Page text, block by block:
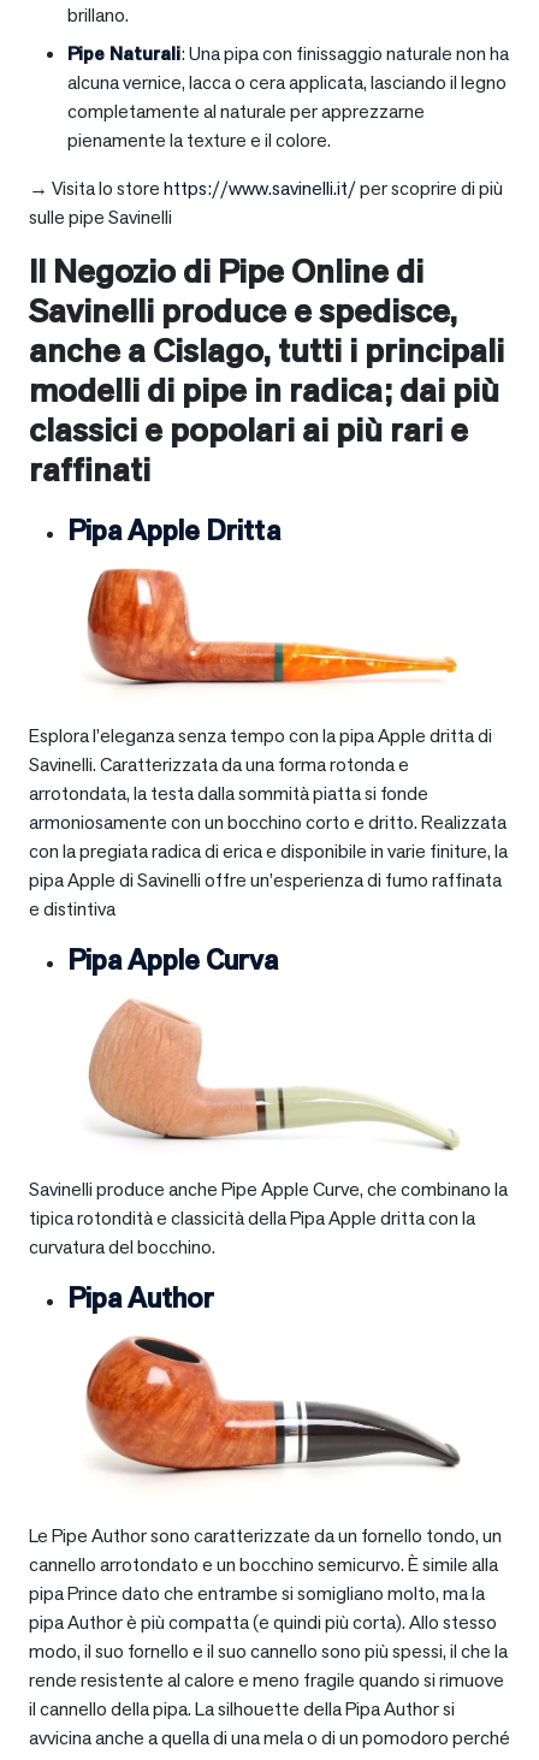
brillano.
Pipe Naturali: Una pipa con finissaggio naturale non ha
alcuna vernice, lacca o cera applicata, lasciando il legno
completamente al naturale per apprezzarne
pienamente la texture e il colore.
→ Visita lo storehttps://www.savinelli.it/per scoprire di più
sulle pipe Savinelli
Il Negozio di Pipe Online di
Savinelli produce e spedisce,
anche aCislago, tutti i principali
modelli di pipe in radica; dai più
classici e popolari ai più rari e
raffinati
Pipa Apple Dritta
Esplora l’eleganza senza tempo con la pipa Apple dritta di
Savinelli. Caratterizzata da una forma rotonda e
arrotondata, la testa dalla sommità piatta si fonde
armoniosamente con un bocchino corto e dritto. Realizzata
con la pregiata radica di erica e disponibile in varie finiture, la
pipa Apple di Savinelli offre un’esperienza di fumo raffinata
e distintiva
Pipa Apple Curva
Savinelli produce anche Pipe Apple Curve, che combinano la
tipica rotondità e classicità della Pipa Apple dritta con la
curvatura del bocchino.
Pipa Author
Le Pipe Author sono caratterizzate da un fornello tondo, un
cannello arrotondato e un bocchino semicurvo. È simile alla
pipa Prince dato che entrambe si somigliano molto, ma la
pipa Author è più compatta (e quindi più corta). Allo stesso
modo, il suo fornello e il suo cannello sono più spessi, il che la
rende resistente al calore e meno fragile quando si rimuove
il cannello della pipa. La silhouette della Pipa Author si
avvicina anche a quella di una mela o di un pomodoro perché